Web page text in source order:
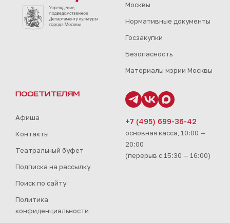
Москвы
Нормативные документы
Госзакупки
Безопасность
Материалы мэрии Москвы
ПОСЕТИТЕЛЯМ
Афиша
Контакты
Театральный буфет
Подписка на рассылку
Поиск по сайту
Политика
конфиденциальности
+7 (495) 699-36-42
основная касса, 10:00 —
20:00
(перерыв с 15:30 — 16:00)